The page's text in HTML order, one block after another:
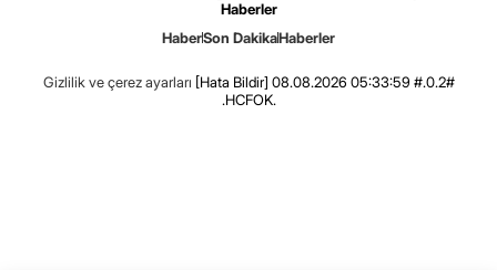
Haberler
HaberSon DakikaHaberler
Gizlilik ve çerez ayarları [Hata Bildir] 08.08.2026 05:33:59 #.0.2#
.HCFOK.